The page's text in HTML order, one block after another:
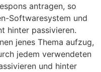
antragen, so
Softwaresystem und
hinter passivieren.
jenes Thema aufzug,
jedem verwendeten
und hinter